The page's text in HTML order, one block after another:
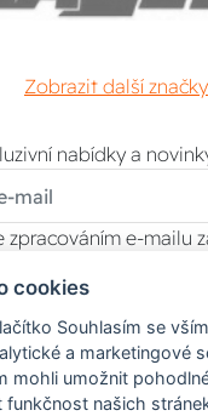
Zobrazit další značky
nabídky a
zpracováním e-mailu
naleznete v
můžete kdykoliv
cookies
Souhlasím se
a marketingové
mohli umožnit
funkčnost našich